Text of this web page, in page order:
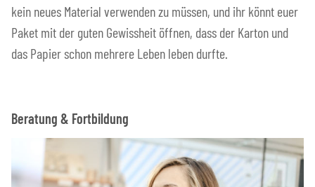
kein neues Material verwenden zu müssen, und ihr könnt euer
Paket mit der guten Gewissheit öffnen, dass der Karton und
das Papier schon mehrere Leben leben durfte.
Beratung & Fortbildung